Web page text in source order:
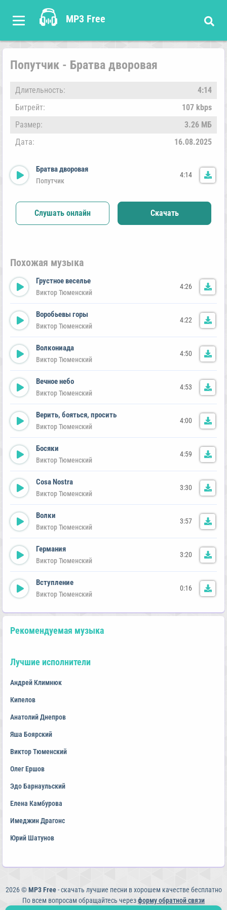
MP3 Free
Попутчик - Братва дворовая
Длительность:
4:14
Битрейт:
107 kbps
Размер:
3.26 МБ
Дата:
16.08.2025
Братва дворовая
Попутчик
4:14
Слушать онлайн Скачать
Похожая музыка
Грустное веселье
Виктор Тюменский
4:26
Воробьевы горы
Виктор Тюменский
4:22
Волкониада
Виктор Тюменский
4:50
Вечное небо
Виктор Тюменский
4:53
Верить, бояться, просить
Виктор Тюменский
4:00
Босяки
Виктор Тюменский
4:59
Cosa Nostra
Виктор Тюменский
3:30
Волки
Виктор Тюменский
3:57
Германия
Виктор Тюменский
3:20
Вступление
Виктор Тюменский
0:16
Рекомендуемая музыка
Лучшие исполнители
Андрей Климнюк
Кипелов
Анатолий Днепров
Яша Боярский
Виктор Тюменский
Олег Ершов
Эдо Барнаульский
Елена Камбурова
Имеджин Драгонс
Юрий Шатунов
2026 ©MP3 Free- скачать лучшие песни в хорошем качестве бесплатно
По всем вопросам обращайтесь черезформу обратной связи